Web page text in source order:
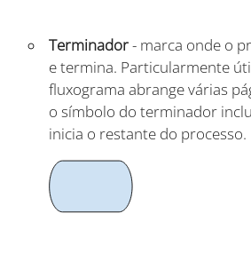
Terminador- marca onde o
e termina. Particularmente
fluxograma abrange várias
o símbolo do terminador
inicia o restante do processo.